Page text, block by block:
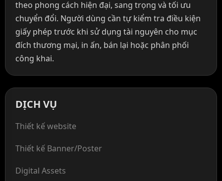
theo phong cách hiện đại, sang trọng và tối ưu
chuyển đổi. Người dùng cần tự kiểm tra điều kiện
giấy phép trước khi sử dụng tài nguyên cho mục
đích thương mại, in ấn, bán lại hoặc phân phối
công khai.
DỊCH VỤ
Thiết kế website
Thiết kế Banner/Poster
Digital Assets